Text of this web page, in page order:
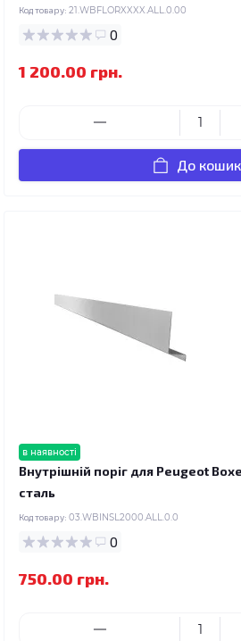
Код товару: 21.WBFLORXXXX.ALL.0.00
0
1 200.00 грн.
До
в наявності
Внутрішній поріг для Peugeot
сталь
Код товару: 03.WBINSL2000.ALL.0.0
0
750.00 грн.